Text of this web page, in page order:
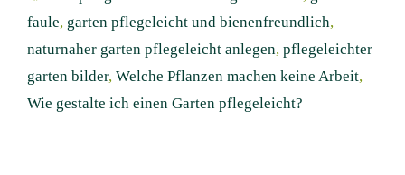
faule, garten pflegeleicht und bienenfreundlich,
naturnaher garten pflegeleicht anlegen, pflegeleichter
garten bilder, Welche Pflanzen machen keine Arbeit,
Wie gestalte ich einen Garten pflegeleicht?